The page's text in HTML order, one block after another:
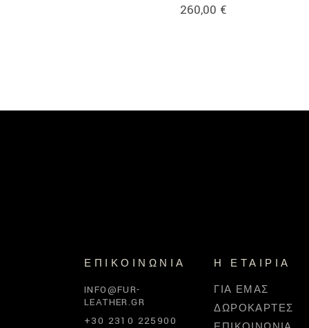
260,00 €
ΕΠΙΚΟΙΝΩΝΊΑ
INFO@FUR-
LEATHER.GR
+30 2310 225900
Η ΕΤΑΙΡΊΑ
ΓΙΑ ΕΜΆΣ
ΔΩΡΟΚΆΡΤΕΣ